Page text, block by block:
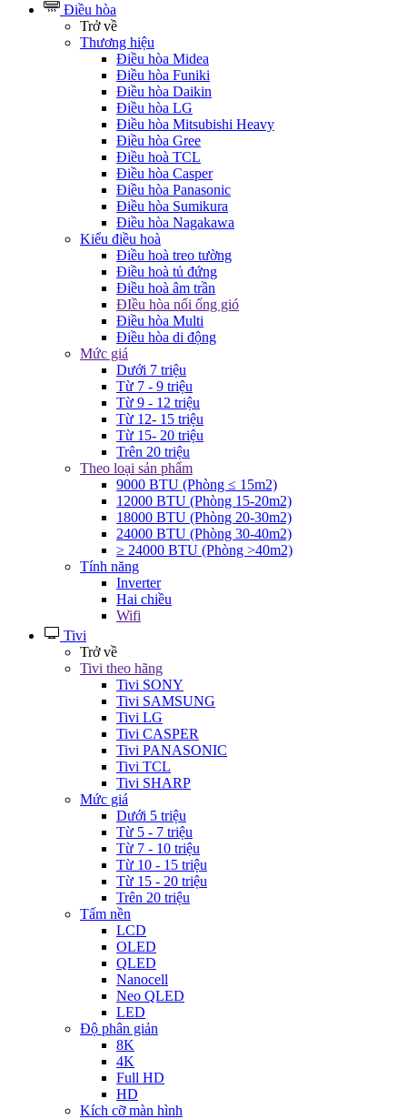
Điều hòa
Trở về
Thương hiệu
Điều hòa Midea
Điều hòa Funiki
Điều hòa Daikin
Điều hòa LG
Điều hòa Mitsubishi Heavy
Điều hòa Gree
Điều hoà TCL
Điều hòa Casper
Điều hòa Panasonic
Điều hòa Sumikura
Điều hòa Nagakawa
Kiểu điều hoà
Điều hoà treo tường
Điều hoà tủ đứng
Điều hoà âm trần
ĐIều hòa nối ống gió
Điều hòa Multi
Điều hòa di động
Mức giá
Dưới 7 triệu
Từ 7 - 9 triệu
Từ 9 - 12 triệu
Từ 12- 15 triệu
Từ 15- 20 triệu
Trên 20 triệu
Theo loại sản phẩm
9000 BTU (Phòng ≤ 15m2)
12000 BTU (Phòng 15-20m2)
18000 BTU (Phòng 20-30m2)
24000 BTU (Phòng 30-40m2)
≥ 24000 BTU (Phòng >40m2)
Tính năng
Inverter
Hai chiều
Wifi
Tivi
Trở về
Tivi theo hãng
Tivi SONY
Tivi SAMSUNG
Tivi LG
Tivi CASPER
Tivi PANASONIC
Tivi TCL
Tivi SHARP
Mức giá
Dưới 5 triệu
Từ 5 - 7 triệu
Từ 7 - 10 triệu
Từ 10 - 15 triệu
Từ 15 - 20 triệu
Trên 20 triệu
Tấm nền
LCD
OLED
QLED
Nanocell
Neo QLED
LED
Độ phân giản
8K
4K
Full HD
HD
Kích cỡ màn hình